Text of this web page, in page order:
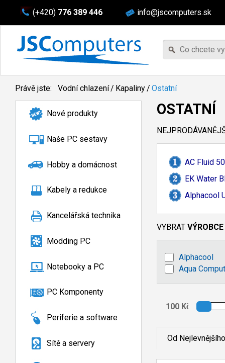
(+420) 776 389 446 info@jscomputers.sk
Právě jste: Vodní chlazení/ Kapaliny/ Ostatní
Nové produkty
Naše PC sestavy
Hobby a domácnost
Kabely a redukce
Kancelářská technika
Modding PC
Notebooky a PC
PC Komponenty
Periferie a software
Sítě a servery
OSTATNÍ
AC Fluid
EK Water
Alphacool
VYBRAT VÝROBCE
Alphacool
Aqua
Od Nejlevnějšího